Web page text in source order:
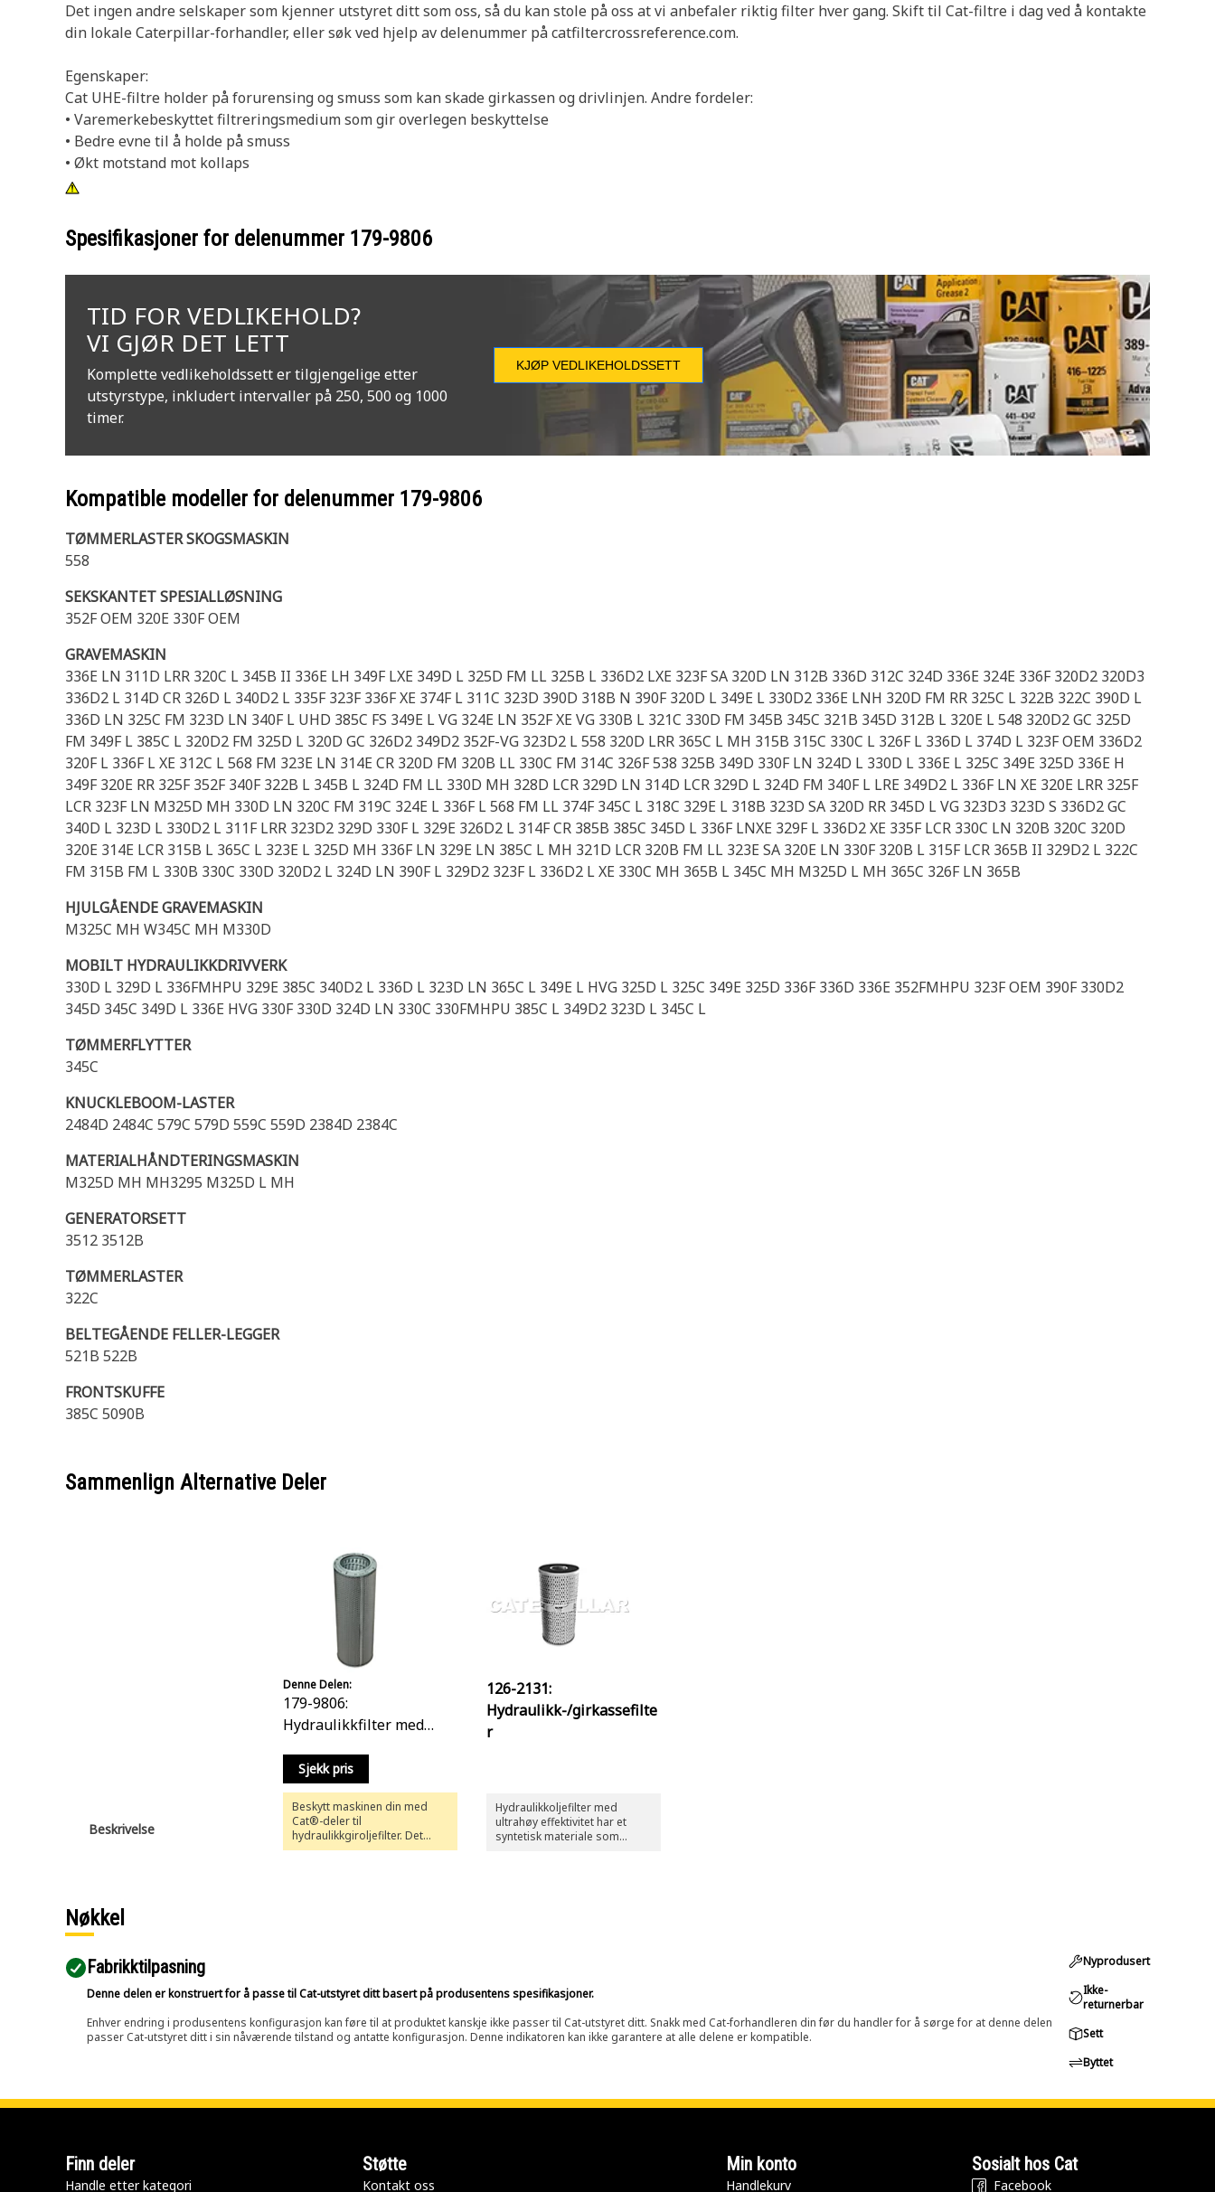
Det ingen andre selskaper som kjenner utstyret ditt som oss, så du kan stole på oss at vi anbefaler riktig filter hver gang. Skift til Cat-filtre i dag ved å kontakte
din lokale Caterpillar-forhandler, eller søk ved hjelp av delenummer på catfiltercrossreference.com.
Egenskaper:
Cat UHE-filtre holder på forurensing og smuss som kan skade girkassen og drivlinjen. Andre fordeler:
• Varemerkebeskyttet filtreringsmedium som gir overlegen beskyttelse
• Bedre evne til å holde på smuss
• Økt motstand mot kollaps
Spesifikasjoner for delenummer 179-9806
TID FOR VEDLIKEHOLD?
VI GJØR DET LETT
Komplette vedlikeholdssett er tilgjengelige etter
utstyrstype, inkludert intervaller på 250, 500 og 1000
timer.
KJØP VEDLIKEHOLDSSETT
Kompatible modeller for delenummer 179-9806
TØMMERLASTER SKOGSMASKIN
558
SEKSKANTET SPESIALLØSNING
352F OEM 320E 330F OEM
GRAVEMASKIN
336E LN 311D LRR 320C L 345B II 336E LH 349F LXE 349D L 325D FM LL 325B L 336D2 LXE 323F SA 320D LN 312B 336D 312C 324D 336E 324E 336F 320D2 320D3
336D2 L 314D CR 326D L 340D2 L 335F 323F 336F XE 374F L 311C 323D 390D 318B N 390F 320D L 349E L 330D2 336E LNH 320D FM RR 325C L 322B 322C 390D L
336D LN 325C FM 323D LN 340F L UHD 385C FS 349E L VG 324E LN 352F XE VG 330B L 321C 330D FM 345B 345C 321B 345D 312B L 320E L 548 320D2 GC 325D
FM 349F L 385C L 320D2 FM 325D L 320D GC 326D2 349D2 352F-VG 323D2 L 558 320D LRR 365C L MH 315B 315C 330C L 326F L 336D L 374D L 323F OEM 336D2
320F L 336F L XE 312C L 568 FM 323E LN 314E CR 320D FM 320B LL 330C FM 314C 326F 538 325B 349D 330F LN 324D L 330D L 336E L 325C 349E 325D 336E H
349F 320E RR 325F 352F 340F 322B L 345B L 324D FM LL 330D MH 328D LCR 329D LN 314D LCR 329D L 324D FM 340F L LRE 349D2 L 336F LN XE 320E LRR 325F
LCR 323F LN M325D MH 330D LN 320C FM 319C 324E L 336F L 568 FM LL 374F 345C L 318C 329E L 318B 323D SA 320D RR 345D L VG 323D3 323D S 336D2 GC
340D L 323D L 330D2 L 311F LRR 323D2 329D 330F L 329E 326D2 L 314F CR 385B 385C 345D L 336F LNXE 329F L 336D2 XE 335F LCR 330C LN 320B 320C 320D
320E 314E LCR 315B L 365C L 323E L 325D MH 336F LN 329E LN 385C L MH 321D LCR 320B FM LL 323E SA 320E LN 330F 320B L 315F LCR 365B II 329D2 L 322C
FM 315B FM L 330B 330C 330D 320D2 L 324D LN 390F L 329D2 323F L 336D2 L XE 330C MH 365B L 345C MH M325D L MH 365C 326F LN 365B
HJULGÅENDE GRAVEMASKIN
M325C MH W345C MH M330D
MOBILT HYDRAULIKKDRIVVERK
330D L 329D L 336FMHPU 329E 385C 340D2 L 336D L 323D LN 365C L 349E L HVG 325D L 325C 349E 325D 336F 336D 336E 352FMHPU 323F OEM 390F 330D2
345D 345C 349D L 336E HVG 330F 330D 324D LN 330C 330FMHPU 385C L 349D2 323D L 345C L
TØMMERFLYTTER
345C
KNUCKLEBOOM-LASTER
2484D 2484C 579C 579D 559C 559D 2384D 2384C
MATERIALHÅNDTERINGSMASKIN
M325D MH MH3295 M325D L MH
GENERATORSETT
3512 3512B
TØMMERLASTER
322C
BELTEGÅENDE FELLER-LEGGER
521B 522B
FRONTSKUFFE
385C 5090B
Sammenlign Alternative Deler
Beskrivelse
Denne Delen:
179-9806:
Hydraulikkfilter med
Sjekk pris
Beskytt maskinen din med
Cat®-deler til
hydraulikkgiroljefilter. Det
svært effektive drivlinjefilteret
126-2131:
Hydraulikk-/girkassefilte
r
Hydraulikkoljefilter med
ultrahøy effektivitet har et
syntetisk materiale som
Nøkkel
Fabrikktilpasning
Denne delen er konstruert for å passe til Cat-utstyret ditt basert på produsentens spesifikasjoner.
Enhver endring i produsentens konfigurasjon kan føre til at produktet kanskje ikke passer til Cat-utstyret ditt. Snakk med Cat-forhandleren din før du handler for å sørge for at denne delen
passer Cat-utstyret ditt i sin nåværende tilstand og antatte konfigurasjon. Denne indikatoren kan ikke garantere at alle delene er kompatible.
Nyprodusert
Ikke-
returnerbar
Sett
Byttet
Finn deler
Handle etter kategori
Støtte
Kontakt oss
Min konto
Handlekurv
Sosialt hos Cat
Facebook